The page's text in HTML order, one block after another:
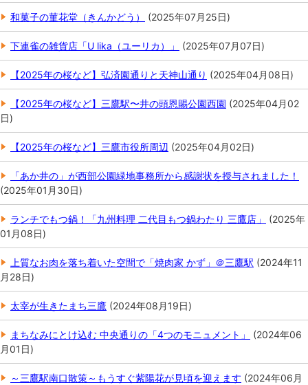
和菓子の菫花堂（きんかどう） (2025年07月25日)
下連雀の雑貨店「U lika（ユーリカ）」 (2025年07月07日)
【2025年の桜など】弘済園通りと天神山通り (2025年04月08日)
【2025年の桜など】三鷹駅〜井の頭恩賜公園西園 (2025年04月02
日)
【2025年の桜など】三鷹市役所周辺 (2025年04月02日)
「あか井の」が西部公園緑地事務所から感謝状を授与されました！
(2025年01月30日)
ランチでもつ鍋！「九州料理 二代目もつ鍋わたり 三鷹店」 (2025年
01月08日)
上質なお肉を落ち着いた空間で「焼肉家 かず」＠三鷹駅 (2024年11
月28日)
太宰が生きたまち三鷹 (2024年08月19日)
まちなみにとけ込む 中央通りの「4つのモニュメント」 (2024年06
月01日)
～三鷹駅南口散策～もうすぐ紫陽花が見頃を迎えます (2024年06月